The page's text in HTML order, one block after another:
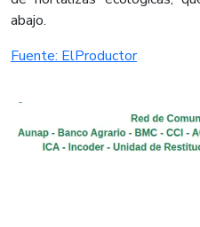
abajo.​
Fuente: ElProductor​